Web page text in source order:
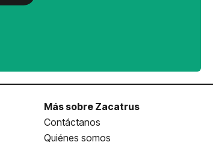
Más sobre Zacatrus
Contáctanos
Quiénes somos